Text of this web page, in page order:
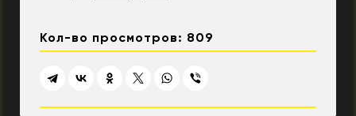
Кол-во просмотров: 809